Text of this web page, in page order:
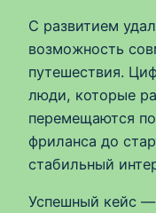
С развитием
возможность
путешествия.
люди, которые
перемещаются
фриланса до
стабильный
Успешный кейс —